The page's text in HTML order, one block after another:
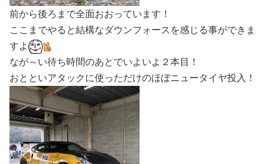
前から後ろまで全面おおっています！
ここまでやると結構なダウンフォースを感じる事ができま
すよ
なが～い待ち時間のあとでいよいよ２本目！
おとといアタックに使っただけのほぼニュータイヤ投入！